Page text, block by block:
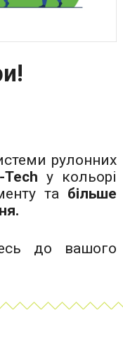
рулонних
у кольорі
та більше
до вашого